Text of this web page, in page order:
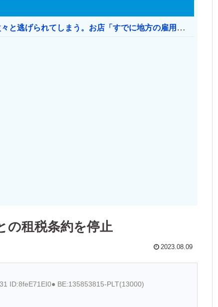
日本のお店、時給1500円でもミャンマー人に次々と逃げられてしまう。お店「すでに地方の雇用は崩壊」
の租税条約を停止
2023.08.09
ID:8feE71EI0● BE:135853815-PLT(13000)